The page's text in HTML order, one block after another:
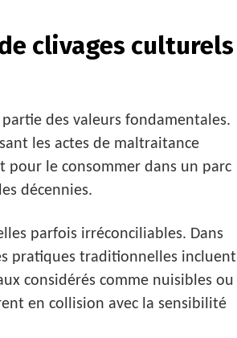
clivages culturels
des valeurs fondamentales.
les actes de maltraitance
pour le consommer dans un parc
décennies.
parfois irréconciliables. Dans
pratiques traditionnelles incluent
considérés comme nuisibles ou
en collision avec la sensibilité